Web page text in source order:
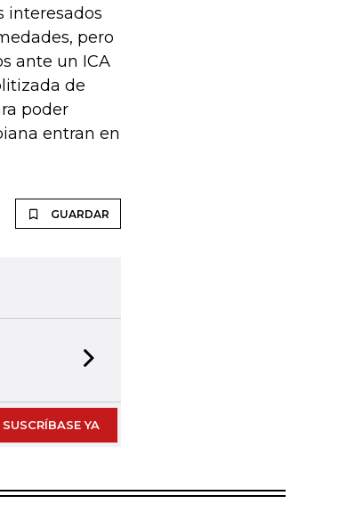
interesados
pero
ante un ICA
de
poder
entran en
GUARDAR
SUSCRÍBASE YA